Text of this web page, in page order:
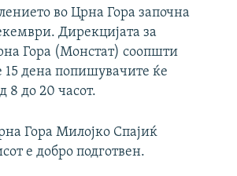
во Црна Гора започна
Дирекцијата за
Гора (Монстат) соопшти
15 дена попишувачите ќе
8 до 20 часот.
Гора Милојко Спајиќ
е добро подготвен.